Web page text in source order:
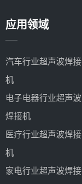
应用领域
汽车行业超声波焊接
机
电子电器行业超声波
焊接机
医疗行业超声波焊接
机
家电行业超声波焊接